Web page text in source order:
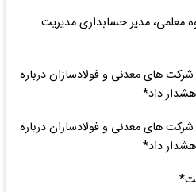
کاوه معلمی، مدیر حسابداری مدیریت
های معدنی و فولادسازان درباره
داد*
های معدنی و فولادسازان درباره
داد*